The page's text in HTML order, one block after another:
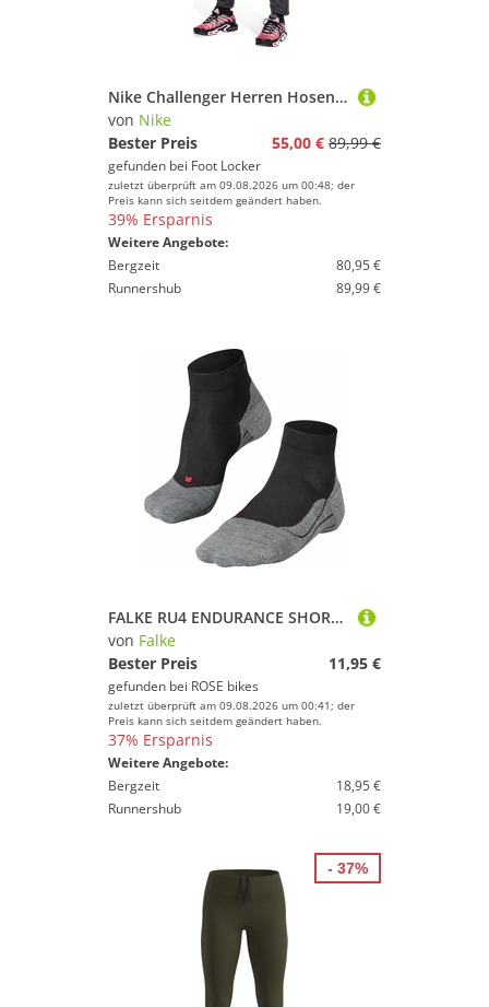
Nike Challenger Herren Hosen - Schwarz - Größe S - Poly Woven
von Nike
Bester Preis
55,00 € 89,99 €
gefunden bei Foot Locker
zuletzt überprüft am 09.08.2026 um 00:48; der
Preis kann sich seitdem geändert haben.
39% Ersparnis
Weitere Angebote:
Bergzeit
80,95 €
Runnershub
89,99 €
FALKE RU4 ENDURANCE SHORT Socken
von Falke
Bester Preis
11,95 €
gefunden bei ROSE bikes
zuletzt überprüft am 09.08.2026 um 00:41; der
Preis kann sich seitdem geändert haben.
37% Ersparnis
Weitere Angebote:
Bergzeit
18,95 €
Runnershub
19,00 €
- 37%